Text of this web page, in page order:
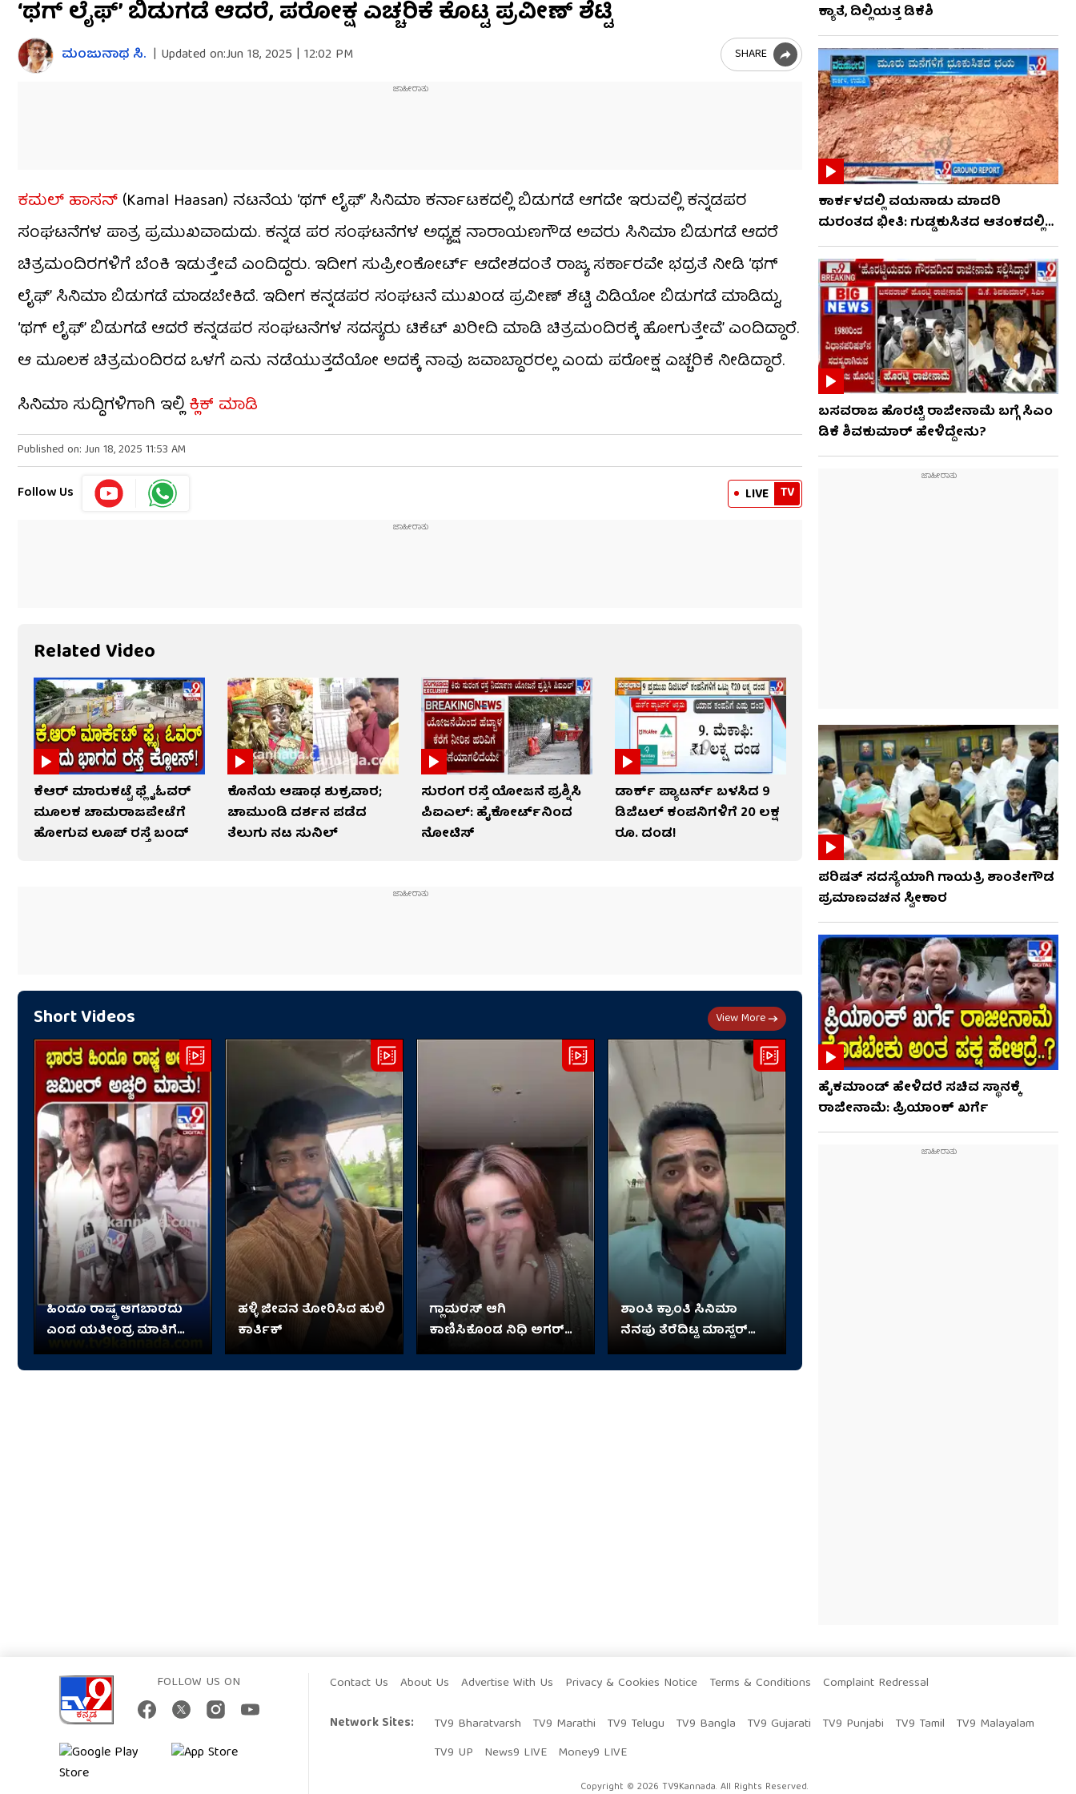
seconds
of
minutes,
16
seconds
‘ಥಗ್ ಲೈಫ್’ ಬಿಡುಗಡೆ ಆದರೆ, ಪರೋಕ್ಷ ಎಚ್ಚರಿಕೆ ಕೊಟ್ಟ ಪ್ರವೀಣ್ ಶೆಟ್ಟಿ
ಮಂಜುನಾಥ ಸಿ. | Updated on:Jun 18, 2025 | 12:02 PM SHARE
ಕಮಲ್ ಹಾಸನ್ (Kamal Haasan) ನಟನೆಯ ‘ಥಗ್ ಲೈಫ್’ ಸಿನಿಮಾ ಕರ್ನಾಟಕದಲ್ಲಿ ಬಿಡುಗಡೆ ಆಗದೇ ಇರುವಲ್ಲಿ ಕನ್ನಡಪರ
ಸಂಘಟನೆಗಳ ಪಾತ್ರ ಪ್ರಮುಖವಾದುದು. ಕನ್ನಡ ಪರ ಸಂಘಟನೆಗಳ ಅಧ್ಯಕ್ಷ ನಾರಾಯಣಗೌಡ ಅವರು ಸಿನಿಮಾ ಬಿಡುಗಡೆ ಆದರೆ
ಚಿತ್ರಮಂದಿರಗಳಿಗೆ ಬೆಂಕಿ ಇಡುತ್ತೇವೆ ಎಂದಿದ್ದರು. ಇದೀಗ ಸುಪ್ರೀಂಕೋರ್ಟ್ ಆದೇಶದಂತೆ ರಾಜ್ಯ ಸರ್ಕಾರವೇ ಭದ್ರತೆ ನೀಡಿ ‘ಥಗ್
ಲೈಫ್’ ಸಿನಿಮಾ ಬಿಡುಗಡೆ ಮಾಡಬೇಕಿದೆ. ಇದೀಗ ಕನ್ನಡಪರ ಸಂಘಟನೆ ಮುಖಂಡ ಪ್ರವೀಣ್ ಶೆಟ್ಟಿ ವಿಡಿಯೋ ಬಿಡುಗಡೆ ಮಾಡಿದ್ದು,
‘ಥಗ್ ಲೈಫ್’ ಬಿಡುಗಡೆ ಆದರೆ ಕನ್ನಡಪರ ಸಂಘಟನೆಗಳ ಸದಸ್ಯರು ಟಿಕೆಟ್ ಖರೀದಿ ಮಾಡಿ ಚಿತ್ರಮಂದಿರಕ್ಕೆ ಹೋಗುತ್ತೇವೆ’ ಎಂದಿದ್ದಾರೆ.
ಆ ಮೂಲಕ ಚಿತ್ರಮಂದಿರದ ಒಳಗೆ ಏನು ನಡೆಯುತ್ತದೆಯೋ ಅದಕ್ಕೆ ನಾವು ಜವಾಬ್ದಾರರಲ್ಲ ಎಂದು ಪರೋಕ್ಷ ಎಚ್ಚರಿಕೆ ನೀಡಿದ್ದಾರೆ.
ಸಿನಿಮಾ ಸುದ್ದಿಗಳಿಗಾಗಿ ಇಲ್ಲಿಕ್ಲಿಕ್ ಮಾಡಿ
Published on: Jun 18, 2025 11:53 AM
Follow Us LIVE TV
Related Video
ಕೆಆರ್ ಮಾರುಕಟ್ಟೆ ಫ್ಲೈಓವರ್
ಮೂಲಕ ಚಾಮರಾಜಪೇಟೆಗೆ
ಹೋಗುವ ಲೂಪ್ ರಸ್ತೆ ಬಂದ್
ಕೊನೆಯ ಆಷಾಢ ಶುಕ್ರವಾರ;
ಚಾಮುಂಡಿ ದರ್ಶನ ಪಡೆದ
ತೆಲುಗು ನಟ ಸುನಿಲ್
ಸುರಂಗ ರಸ್ತೆ ಯೋಜನೆ ಪ್ರಶ್ನಿಸಿ
ಪಿಐಎಲ್: ಹೈಕೋರ್ಟ್​​ನಿಂದ
ನೋಟಿಸ್​​
ಡಾರ್ಕ್ ಪ್ಯಾಟರ್ನ್ ಬಳಸಿದ 9
ಡಿಜಿಟಲ್ ಕಂಪನಿಗಳಿಗೆ 20 ಲಕ್ಷ
ರೂ. ದಂಡ!
Short Videos View More
ಹಿಂದೂ ರಾಷ್ಟ್ರ ಆಗಬಾರದು
ಎಂದ ಯತೀಂದ್ರ ಮಾತಿಗೆ
ಸಚಿವ ಜಮೀರ್ ಹೇಳಿದ್ದೇನು?
ಹಳ್ಳಿ ಜೀವನ ತೋರಿಸಿದ ಹುಲಿ
ಕಾರ್ತಿಕ್
ಗ್ಲಾಮರಸ್ ಆಗಿ
ಕಾಣಿಸಿಕೊಂಡ ನಿಧಿ ಅಗರ್​​
ವಾಲ್
ಶಾಂತಿ ಕ್ರಾಂತಿ ಸಿನಿಮಾ
ನೆನಪು ತೆರೆದಿಟ್ಟ ಮಾಸ್ಟರ್
ಆನಂದ್
ಕ್ಯಾತೆ, ದಿಲ್ಲಿಯತ್ತ ಡಿಕೆಶಿ
ಕಾರ್ಕಳದಲ್ಲಿ ವಯನಾಡು ಮಾದರಿ
ದುರಂತದ ಭೀತಿ: ಗುಡ್ಡಕುಸಿತದ ಆತಂಕದಲ್ಲಿ
ಜನರು
ಬಸವರಾಜ ಹೊರಟ್ಟಿ ರಾಜೀನಾಮೆ ಬಗ್ಗೆ ಸಿಎಂ
ಡಿಕೆ ಶಿವಕುಮಾರ್ ಹೇಳಿದ್ದೇನು?
ಪರಿಷತ್ ಸದಸ್ಯೆಯಾಗಿ ಗಾಯತ್ರಿ ಶಾಂತೇಗೌಡ
ಪ್ರಮಾಣವಚನ ಸ್ವೀಕಾರ
ಹೈಕಮಾಂಡ್​​ ಹೇಳಿದರೆ ಸಚಿವ ಸ್ಥಾನಕ್ಕೆ
ರಾಜೀನಾಮೆ: ಪ್ರಿಯಾಂಕ್​​ ಖರ್ಗೆ
FOLLOW US ON Contact Us About Us Advertise With Us Privacy & Cookies Notice Terms & Conditions
Complaint Redressal
Network Sites:
TV9 Bharatvarsh TV9 Marathi TV9 Telugu TV9 Bangla TV9 Gujarati TV9 Punjabi TV9 Tamil
TV9 Malayalam
TV9 UP
News9 LIVE Money9 LIVE
Copyright © 2026 TV9Kannada. All Rights Reserved.